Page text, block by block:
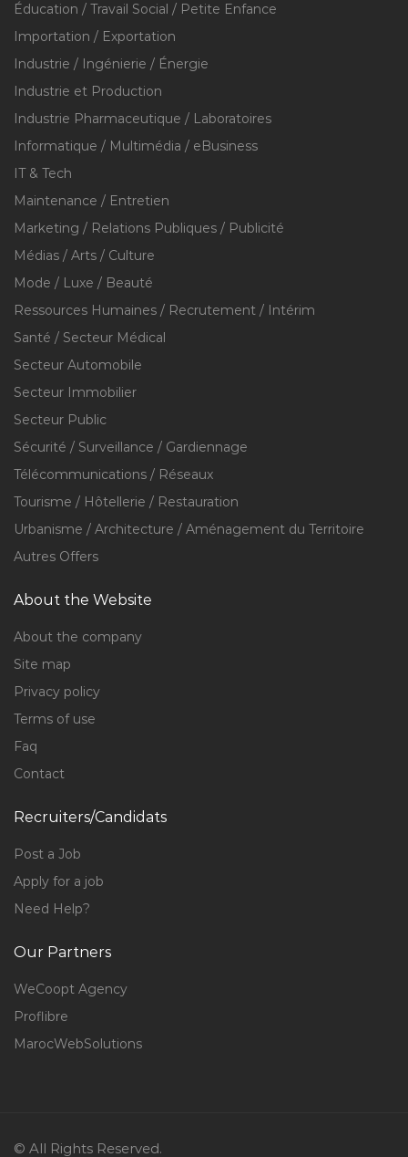
Éducation / Travail Social / Petite Enfance
Importation / Exportation
Industrie / Ingénierie / Énergie
Industrie et Production
Industrie Pharmaceutique / Laboratoires
Informatique / Multimédia / eBusiness
IT & Tech
Maintenance / Entretien
Marketing / Relations Publiques / Publicité
Médias / Arts / Culture
Mode / Luxe / Beauté
Ressources Humaines / Recrutement / Intérim
Santé / Secteur Médical
Secteur Automobile
Secteur Immobilier
Secteur Public
Sécurité / Surveillance / Gardiennage
Télécommunications / Réseaux
Tourisme / Hôtellerie / Restauration
Urbanisme / Architecture / Aménagement du Territoire
Autres Offers
About the Website
About the company
Site map
Privacy policy
Terms of use
Faq
Contact
Recruiters/Candidats
Post a Job
Apply for a job
Need Help?
Our Partners
WeCoopt Agency
Proflibre
MarocWebSolutions
© All Rights Reserved.